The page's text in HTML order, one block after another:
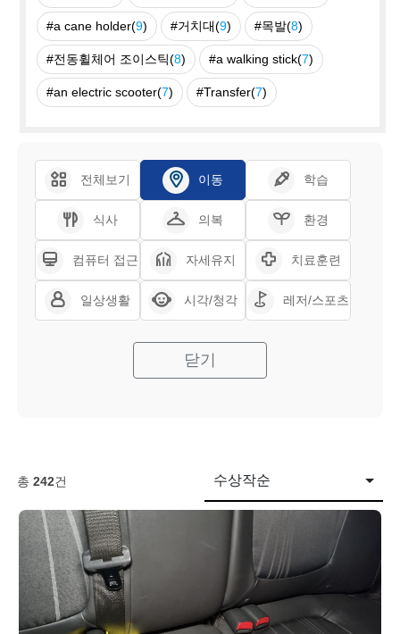
#a cane holder(9) #거치대(9) #목발(8)
#전동휠체어 조이스틱(8) #a walking stick(7)
#an electric scooter(7) #Transfer(7)
전체보기 이동 학습
식사 의복 환경
컴퓨터 접근 자세유지 치료훈련
일상생활 시각/청각 레저/스포츠
닫기
총242건 수상작순